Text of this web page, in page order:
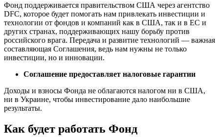
Фонд поддерживается правительством США через агентство
DFC, которое будет помогать нам привлекать инвестиции и
технологии от фондов и компаний как в США, так и в ЕС и
других странах, поддерживающих нашу борьбу против
российского врага. Передача и развитие технологий — важная
составляющая Соглашения, ведь нам нужны не только
инвестиции, но и инновации.
Соглашение предоставляет налоговые гарантии
Доходы и взносы Фонда не облагаются налогом ни в США,
ни в Украине, чтобы инвестирование дало наибольшие
результаты.
Как будет работать Фонд